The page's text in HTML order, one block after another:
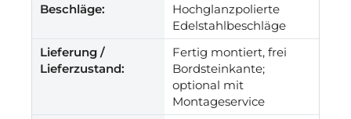
Beschläge:
Hochglanzpolierte
Edelstahlbeschläge
Lieferung /
Lieferzustand:
Fertig montiert, frei
Bordsteinkante;
optional mit
Montageservice